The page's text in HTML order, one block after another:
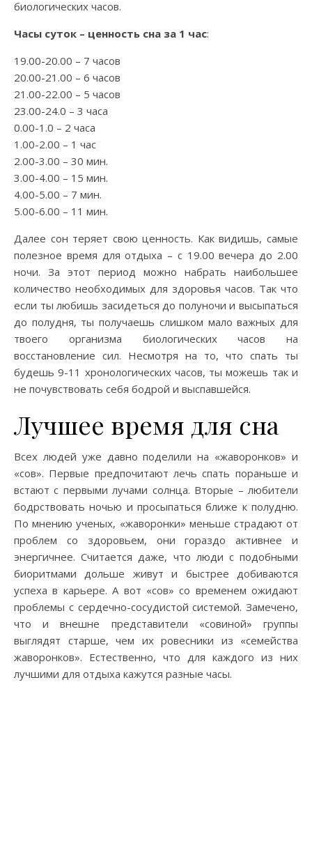
биологических часов.
Часы суток – ценность сна за 1 час:
19.00-20.00 – 7 часов
20.00-21.00 – 6 часов
21.00-22.00 – 5 часов
23.00-24.0 – 3 часа
0.00-1.0 – 2 часа
1.00-2.00 – 1 час
2.00-3.00 – 30 мин.
3.00-4.00 – 15 мин.
4.00-5.00 – 7 мин.
5.00-6.00 – 11 мин.
Далее сон теряет свою ценность. Как видишь, самые
полезное время для отдыха – с 19.00 вечера до 2.00
ночи. За этот период можно набрать наибольшее
количество необходимых для здоровья часов. Так что
если ты любишь засидеться до полуночи и высыпаться
до полудня, ты получаешь слишком мало важных для
твоего организма биологических часов на
восстановление сил. Несмотря на то, что спать ты
будешь 9-11 хронологических часов, ты можешь так и
не почувствовать себя бодрой и выспавшейся.
Лучшее время для сна
Всех людей уже давно поделили на «жаворонков» и
«сов». Первые предпочитают лечь спать пораньше и
встают с первыми лучами солнца. Вторые – любители
бодрствовать ночью и просыпаться ближе к полудню.
По мнению ученых, «жаворонки» меньше страдают от
проблем со здоровьем, они гораздо активнее и
энергичнее. Считается даже, что люди с подобными
биоритмами дольше живут и быстрее добиваются
успеха в карьере. А вот «сов» со временем ожидают
проблемы с сердечно-сосудистой системой. Замечено,
что и внешне представители «совиной» группы
выглядят старше, чем их ровесники из «семейства
жаворонков». Естественно, что для каждого из них
лучшими для отдыха кажутся разные часы.